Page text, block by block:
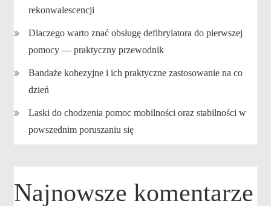
rekonwalescencji
Dlaczego warto znać obsługę defibrylatora do pierwszej
pomocy — praktyczny przewodnik
Bandaże kohezyjne i ich praktyczne zastosowanie na co
dzień
Laski do chodzenia pomoc mobilności oraz stabilności w
powszednim poruszaniu się
Najnowsze komentarze